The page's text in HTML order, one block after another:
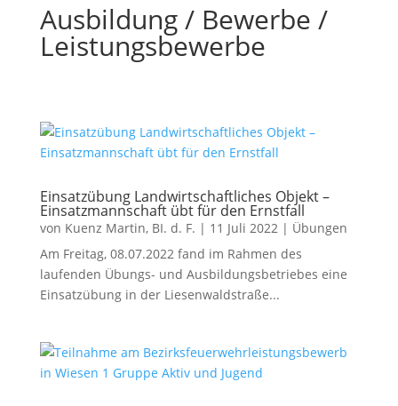
Ausbildung / Bewerbe /
Leistungsbewerbe
Einsatzübung Landwirtschaftliches Objekt –
Einsatzmannschaft übt für den Ernstfall
von Kuenz Martin, BI. d. F. | 11 Juli 2022| Übungen
Am Freitag, 08.07.2022 fand im Rahmen des
laufenden Übungs- und Ausbildungsbetriebes eine
Einsatzübung in der Liesenwaldstraße...